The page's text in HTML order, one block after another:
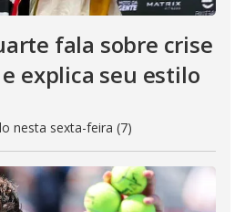
fala sobre crise
e explica seu estilo
nesta sexta-feira (7)